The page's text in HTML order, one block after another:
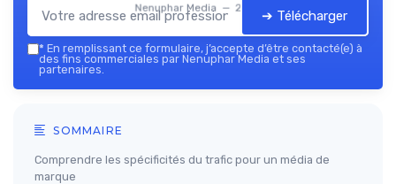
Nenuphar Media — 2026
➔ Télécharger
* En remplissant ce formulaire, j’accepte d’être contacté(e) à
des fins commerciales par Nenuphar Media et ses
partenaires.
SOMMAIRE
Comprendre les spécificités du trafic pour un média de
marque